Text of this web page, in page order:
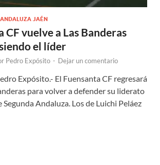
JAÉN
CF vuelve a Las Banderas
el líder
Pedro Expósito - Dejar un comentario
Expósito.- El Fuensanta CF regresará
para volver a defender su liderato
Andaluza. Los de Luichi Peláez